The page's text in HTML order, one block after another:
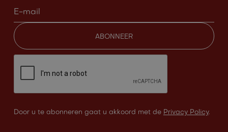
Door u te abonneren gaat u akkoord met de Privacy Policy.